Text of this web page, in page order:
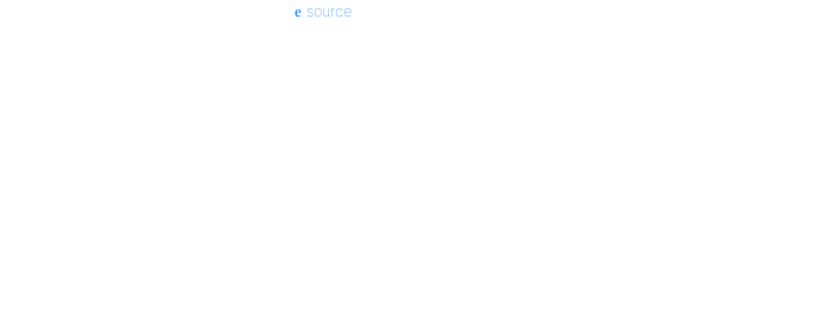
source